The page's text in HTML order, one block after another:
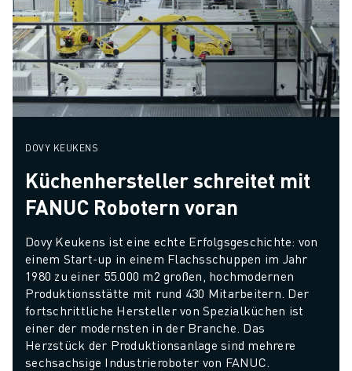
DOVY KEUKENS
Küchenhersteller schreitet mit
FANUC Robotern voran
Dovy Keukens ist eine echte Erfolgsgeschichte: von
einem Start-up in einem Flachsschuppen im Jahr
1980 zu einer 55.000 m2 großen, hochmodernen
Produktionsstätte mit rund 430 Mitarbeitern. Der
fortschrittliche Hersteller von Spezialküchen ist
einer der modernsten in der Branche. Das
Herzstück der Produktionsanlage sind mehrere
sechsachsige Industrieroboter von FANUC.